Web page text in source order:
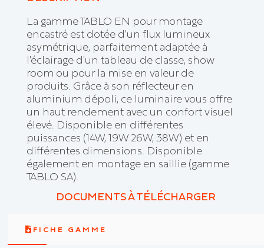
La gamme TABLO EN pour montage
encastré est dotée d'un flux lumineux
asymétrique, parfaitement adaptée à
l'éclairage d'un tableau de classe, show
room ou pour la mise en valeur de
produits. Grâce à son réflecteur en
aluminium dépoli, ce luminaire vous offre
un haut rendement avec un confort visuel
élevé. Disponible en différentes
puissances (14W, 19W 26W, 38W) et en
différentes dimensions. Disponible
également en montage en saillie (gamme
TABLO SA).
DOCUMENTS À TÉLÉCHARGER
FICHE GAMME